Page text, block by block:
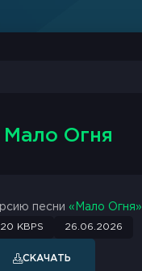
Мало Огня
песни «Мало Огня»
KBPS 26.06.2026
СКАЧАТЬ